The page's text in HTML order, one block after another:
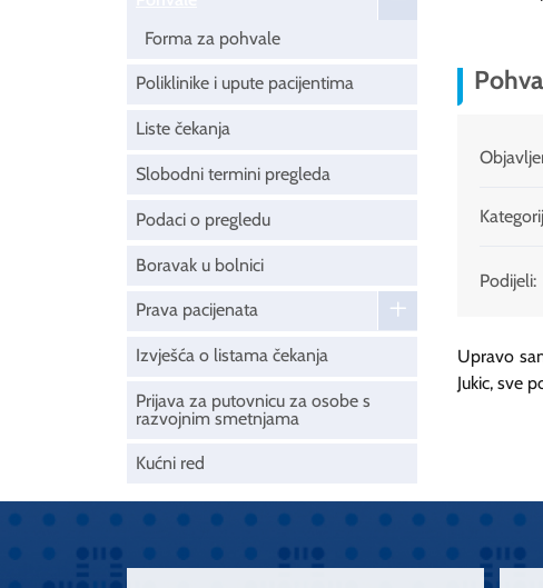
Forma za pohvale
Poliklinike i upute pacijentima
Liste čekanja
Slobodni termini pregleda
Podaci o pregledu
Boravak u bolnici
Prava pacijenata
Izvješća o listama čekanja
Prijava za putovnicu za osobe s
razvojnim smetnjama
Kućni red
Podijeli:
Upravo
Jukic, sve